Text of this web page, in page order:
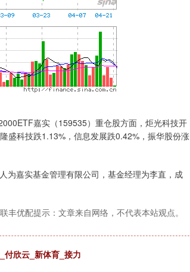
嘉实（159535）重仓股方面，炬光科技开
盛科技跌1.13%，信息发展跌0.42%，振华股份涨
为嘉实基金管理有限公司，基金经理为李直，成
联丰优配提示：文章来自网络，不代表本站观点。
欣云_新体育_接力